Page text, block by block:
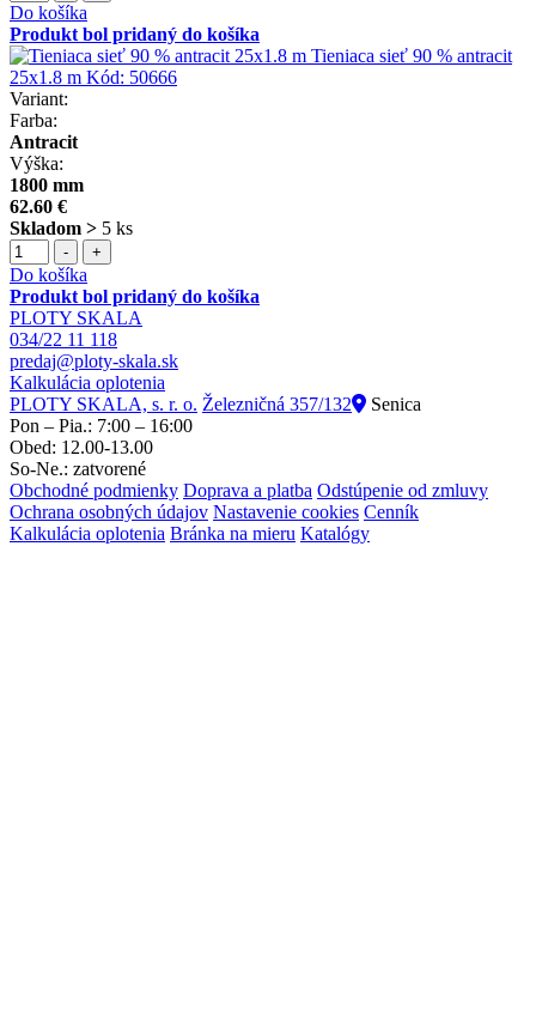
Do košíka
Produkt bol pridaný do košíka
Tieniaca sieť 90 % antracit
25x1.8 m Kód: 50666
Variant:
Farba:
Antracit
Výška:
1800 mm
62.60 €
Skladom > 5 ks
- +
Do košíka
Produkt bol pridaný do košíka
PLOTY SKALA
034/22 11 118
predaj@ploty-skala.sk
Kalkulácia oplotenia
PLOTY SKALA, s. r. o. Železničná 357/132
Senica
Pon – Pia.: 7:00 – 16:00
Obed: 12.00-13.00
So-Ne.: zatvorené
Obchodné podmienky Doprava a platba Odstúpenie od zmluvy
Ochrana osobných údajov Nastavenie cookies Cenník
Kalkulácia oplotenia Bránka na mieru Katalógy